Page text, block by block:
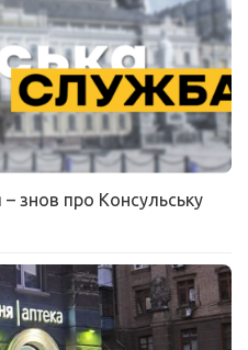
знов про Консульську